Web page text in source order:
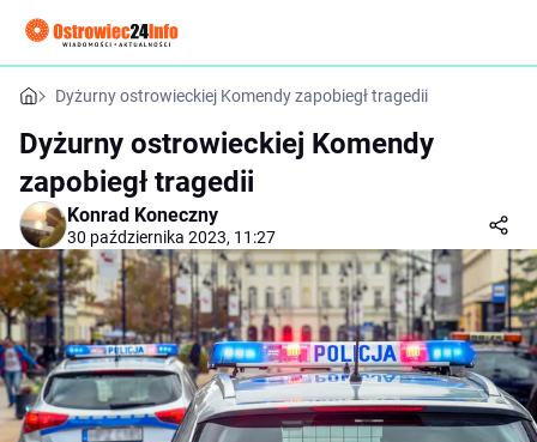
Dyżurny ostrowieckiej Komendy zapobiegł tragedii
Dyżurny ostrowieckiej Komendy
zapobiegł tragedii
Konrad Koneczny
30 października 2023, 11:27